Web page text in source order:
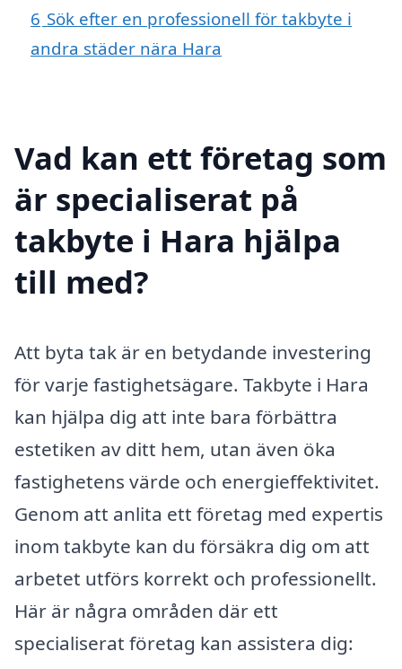
6 Sök efter en professionell för takbyte i
andra städer nära Hara
Vad kan ett företag som
är specialiserat på
takbyte i Hara hjälpa
till med?
Att byta tak är en betydande investering
för varje fastighetsägare. Takbyte i Hara
kan hjälpa dig att inte bara förbättra
estetiken av ditt hem, utan även öka
fastighetens värde och energieffektivitet.
Genom att anlita ett företag med expertis
inom takbyte kan du försäkra dig om att
arbetet utförs korrekt och professionellt.
Här är några områden där ett
specialiserat företag kan assistera dig: